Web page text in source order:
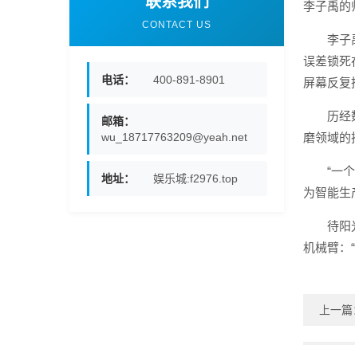
CONTACT US
电话： 400-891-8901
邮箱：
wu_18717763209@yeah.net
地址： 娱乐城:f2976.top
李子禹的
李子
误差锁死
屏幕反复
历经
磨领域的
“一
为智能生
待阳
机械臂：
上一篇